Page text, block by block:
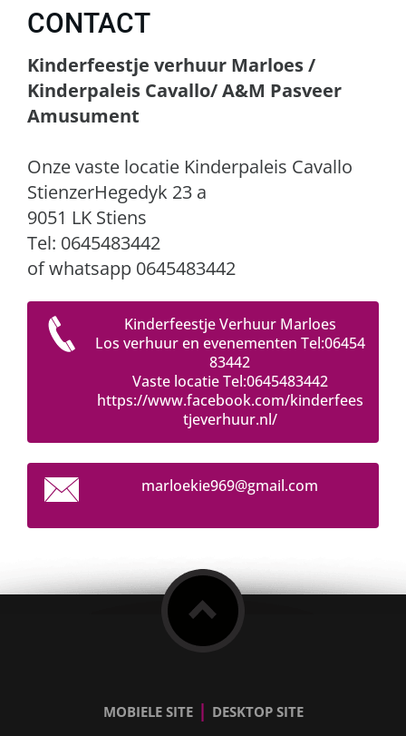
CONTACT
Kinderfeestje verhuur Marloes /
Kinderpaleis Cavallo/ A&M Pasveer
Amusument
Onze vaste locatie Kinderpaleis Cavallo
StienzerHegedyk 23 a
9051 LK Stiens
Tel: 0645483442
of whatsapp 0645483442
Kinderfeestje Verhuur Marloes
Los verhuur en evenementen Tel:06454
83442
Vaste locatie Tel:0645483442
https://www.facebook.com/kinderfees
tjeverhuur.nl/
marloekie969@gmail.com
MOBIELE SITE | DESKTOP SITE